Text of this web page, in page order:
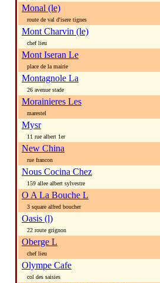
Monal (le)
route de val d'isere tignes
Mont Charvin (le)
chef lieu
Mont Iseran Le
place de la mairie
Montagnole La
26 avenue stade
Morainieres Les
marestel
Mysr
11 rue albert 1er
New China
rue francon
Nous Cocina Chez
159 allee albert sylvestre
O A La Bouche L
3 square alfred boucher
Oasis (l)
22 route grignon
Oberge L
chef lieu
Olympe Cafe
col des saisies